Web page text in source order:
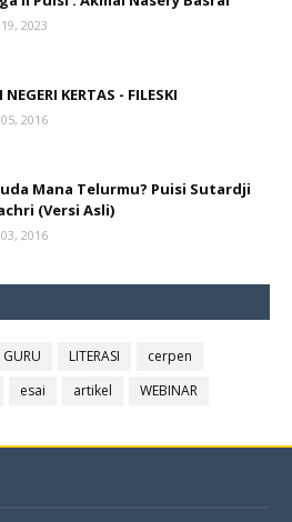
2023
KERTAS - FILESKI
2016
Mana Telurmu? Puisi Sutardji
(Versi Asli)
2016
LITERASI
cerpen
esai artikel WEBINAR